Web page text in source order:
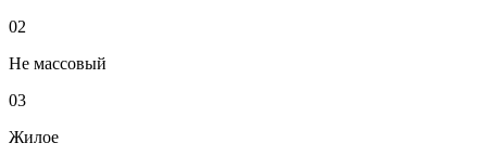
02
Не массовый
03
Жилое